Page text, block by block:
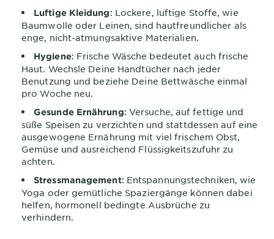
Luftige Kleidung: Lockere, luftige Stoffe, wie
Baumwolle oder Leinen, sind hautfreundlicher als
enge, nicht-atmungsaktive Materialien.
Hygiene: Frische Wäsche bedeutet auch frische
Haut. Wechsle Deine Handtücher nach jeder
Benutzung und beziehe Deine Bettwäsche einmal
pro Woche neu.
Gesunde Ernährung: Versuche, auf fettige und
süße Speisen zu verzichten und stattdessen auf eine
ausgewogene Ernährung mit viel frischem Obst,
Gemüse und ausreichend Flüssigkeitszufuhr zu
achten.
Stressmanagement: Entspannungstechniken, wie
Yoga oder gemütliche Spaziergänge können dabei
helfen, hormonell bedingte Ausbrüche zu
verhindern.